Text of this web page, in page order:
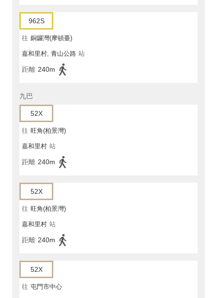
962S
往 銅鑼灣(摩頓臺)
嘉和里村, 青山公路 站
距離 240m
九巴
52X
往 旺角(柏景灣)
嘉和里村 站
距離 240m
52X
往 旺角(柏景灣)
嘉和里村 站
距離 240m
52X
往 屯門市中心